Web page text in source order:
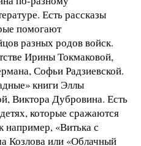
Есть рассказы
помогают
разных родов войск.
Ирины Токмаковой,
Софьи Радзиевской.
книги Эллы
Виктора Дубровина. Есть
которые сражаются
например, «Витька с
Козлова или «Облачный